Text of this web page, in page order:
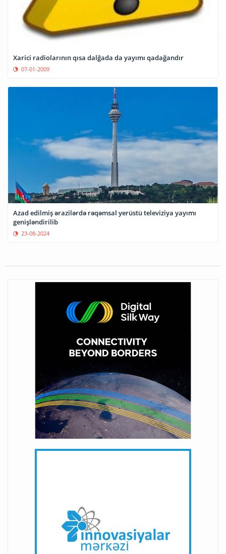
Xarici radiolarının qısa dalğada da yayımı qadağandır
07-01-2009
Azad edilmiş ərazilərdə rəqəmsal yerüstü televiziya yayımı
genişləndirilib
23-08-2024